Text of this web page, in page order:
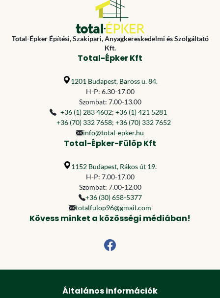
Total-Épker Építési, Szakipari, Anyagkereskedelmi és Szolgáltató
Kft.
Total-Épker Kft
1201 Budapest, Baross u. 84.
H-P: 6.30-17.00
Szombat: 7.00-13.00
+36 (1) 283 4602; +36 (1) 421 5281
+36 (70) 332 7658; +36 (70) 332 7652
info@total-epker.hu
Total-Épker-Fülöp Kft
1152 Budapest, Rákos út 19.
H-P: 7.00-17.00
Szombat: 7.00-12.00
+36 (30) 658-5377
totalfulop96@gmail.com
Kövess minket a közösségi médiában!
Általános információk